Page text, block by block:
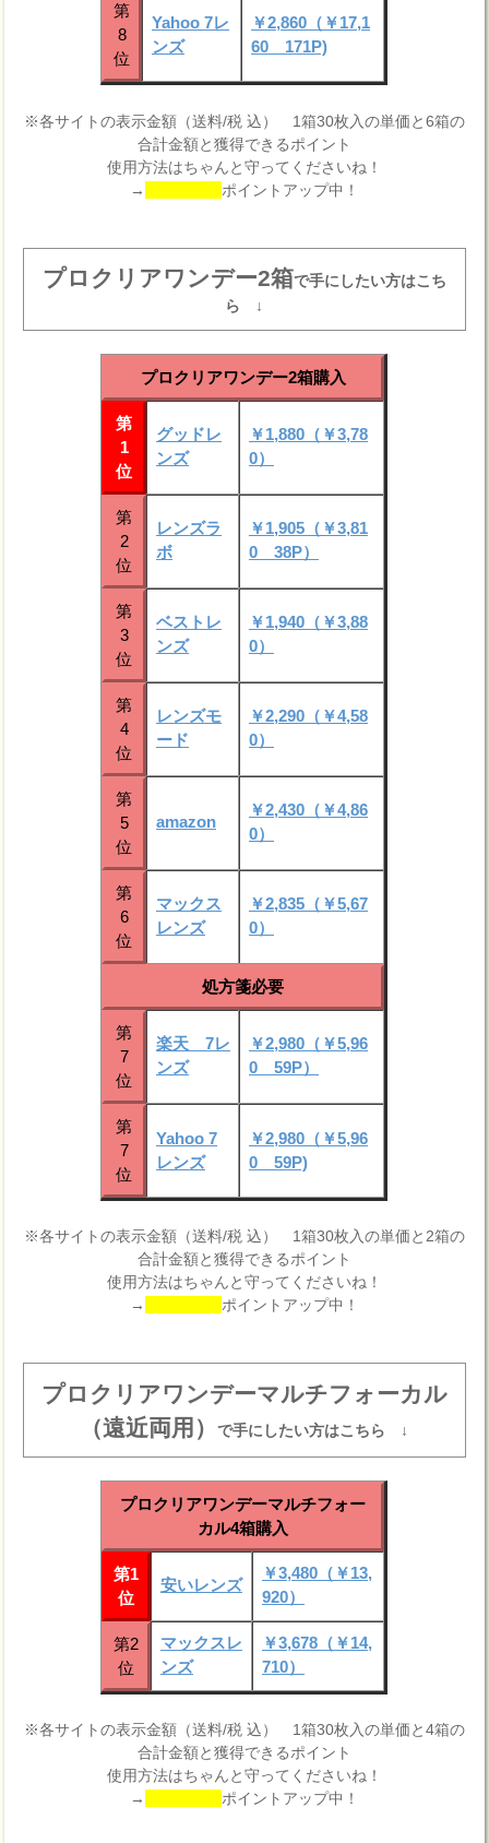
第
8
位
Yahoo 7レ
ンズ
￥2,860（￥17,1
60 171P)
※各サイトの表示金額（送料/税 込） 1箱30枚入の単価と6箱の
合計金額と獲得できるポイント
使用方法はちゃんと守ってくださいね！
→
ポイントアップ中！
プロクリアワンデー2箱で手にしたい方はこち
ら ↓
プロクリアワンデー2箱購入
第
1
位
グッドレ
ンズ
￥1,880（￥3,78
0）
第
2
位
レンズラ
ボ
￥1,905（￥3,81
0 38P）
第
3
位
ベストレ
ンズ
￥1,940（￥3,88
0）
第
4
位
レンズモ
ード
￥2,290（￥4,58
0）
第
5
位
amazon
￥2,430（￥4,86
0）
第
6
位
マックス
レンズ
￥2,835（￥5,67
0）
処方箋必要
第
7
位
楽天 7レ
ンズ
￥2,980（￥5,96
0 59P）
第
7
位
Yahoo 7
レンズ
￥2,980（￥5,96
0 59P)
※各サイトの表示金額（送料/税 込） 1箱30枚入の単価と2箱の
合計金額と獲得できるポイント
使用方法はちゃんと守ってくださいね！
→
ポイントアップ中！
プロクリアワンデーマルチフォーカル
（遠近両用）で手にしたい方はこちら ↓
プロクリアワンデーマルチフォー
カル4箱購入
第1
位
安いレンズ
￥3,480（￥13,
920）
第2
位
マックスレ
ンズ
￥3,678（￥14,
710）
※各サイトの表示金額（送料/税 込） 1箱30枚入の単価と4箱の
合計金額と獲得できるポイント
使用方法はちゃんと守ってくださいね！
→
ポイントアップ中！